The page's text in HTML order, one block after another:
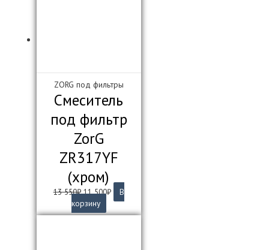
ZORG под фильтры
Смеситель
под фильтр
ZorG
ZR317YF
(хром)
13 550₽Первоначальная
цена
составляла
11 500₽Текущая
цена:
11
В
корзину